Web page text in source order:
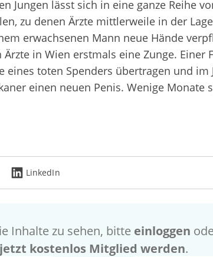
Jungen lässt sich in eine ganze Reihe
zu denen Ärzte mittlerweile in der
erwachsenen Mann neue Hände
in Wien erstmals eine Zunge. Einer
eines toten Spenders übertragen und im
einen neuen Penis. Wenige Monate
LinkedIn
Inhalte zu sehen, bitte einloggen
jetzt kostenlos Mitglied werden.